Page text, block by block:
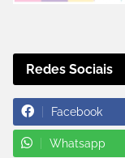
Redes Sociais
Facebook
Whatsapp